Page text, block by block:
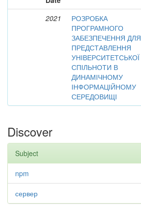
2021
РОЗРОБКА
ПРОГРАМНОГО
ЗАБЕЗПЕЧЕННЯ ДЛЯ
ПРЕДСТАВЛЕННЯ
УНІВЕРСИТЕТСЬКОЇ
СПІЛЬНОТИ В
ДИНАМІЧНОМУ
ІНФОРМАЦІЙНОМУ
СЕРЕДОВИЩІ
Discover
Subject
npm
сервер